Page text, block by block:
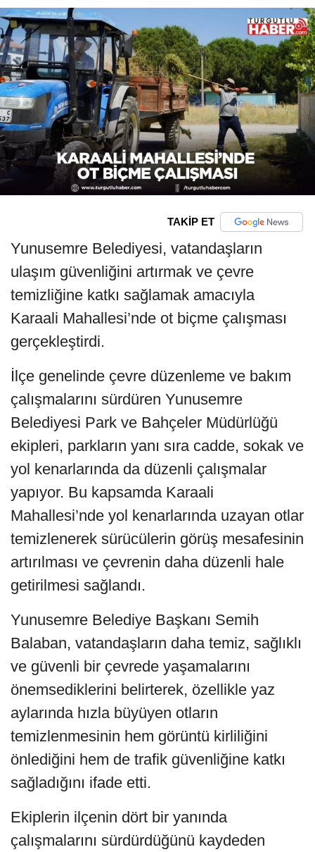
TAKİP ET
Yunusemre Belediyesi, vatandaşların
ulaşım güvenliğini artırmak ve çevre
temizliğine katkı sağlamak amacıyla
Karaali Mahallesi’nde ot biçme çalışması
gerçekleştirdi.
İlçe genelinde çevre düzenleme ve bakım
çalışmalarını sürdüren Yunusemre
Belediyesi Park ve Bahçeler Müdürlüğü
ekipleri, parkların yanı sıra cadde, sokak ve
yol kenarlarında da düzenli çalışmalar
yapıyor. Bu kapsamda Karaali
Mahallesi’nde yol kenarlarında uzayan otlar
temizlenerek sürücülerin görüş mesafesinin
artırılması ve çevrenin daha düzenli hale
getirilmesi sağlandı.
Yunusemre Belediye Başkanı Semih
Balaban, vatandaşların daha temiz, sağlıklı
ve güvenli bir çevrede yaşamalarını
önemsediklerini belirterek, özellikle yaz
aylarında hızla büyüyen otların
temizlenmesinin hem görüntü kirliliğini
önlediğini hem de trafik güvenliğine katkı
sağladığını ifade etti.
Ekiplerin ilçenin dört bir yanında
çalışmalarını sürdürdüğünü kaydeden